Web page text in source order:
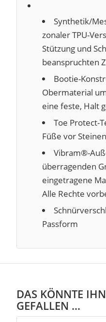
Synthetik/
zonaler TPU-
Stützung und
beanspruchten
Bootie-
Obermaterial
eine feste, Halt
Toe Protect-
Füße vor
Vibram®-
überragenden
eingetragene
Alle Rechte
Passform
DAS KÖNNTE
GEFALLEN …